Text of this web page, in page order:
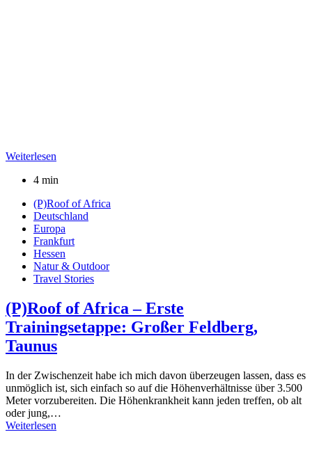
Weiterlesen
4 min
(P)Roof of Africa
Deutschland
Europa
Frankfurt
Hessen
Natur & Outdoor
Travel Stories
(P)Roof of Africa – Erste
Trainingsetappe: Großer Feldberg,
Taunus
In der Zwischenzeit habe ich mich davon überzeugen lassen, dass es
unmöglich ist, sich einfach so auf die Höhenverhältnisse über 3.500
Meter vorzubereiten. Die Höhenkrankheit kann jeden treffen, ob alt
oder jung,…
Weiterlesen